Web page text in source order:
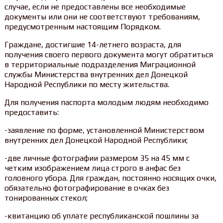
случае, если не предоставлены все необходимые
документы или они не соответствуют требованиям,
предусмотренным настоящим Порядком.
Граждане, достигшие 14-летнего возраста, для
получения своего первого документа могут обратиться
в территориальные подразделения Миграционной
службы Министерства внутренних дел Донецкой
Народной Республики по месту жительства.
Для получения паспорта молодым людям необходимо
предоставить:
-заявление по форме, установленной Министерством
внутренних дел Донецкой Народной Республики;
-две личные фотографии размером 35 на 45 мм с
четким изображением лица строго в анфас без
головного убора. Для граждан, постоянно носящих очки,
обязательно фотографирование в очках без
тонированных стекол;
-квитанцию об уплате республиканской пошлины за